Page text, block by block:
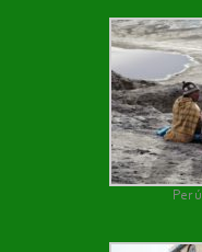
Perú